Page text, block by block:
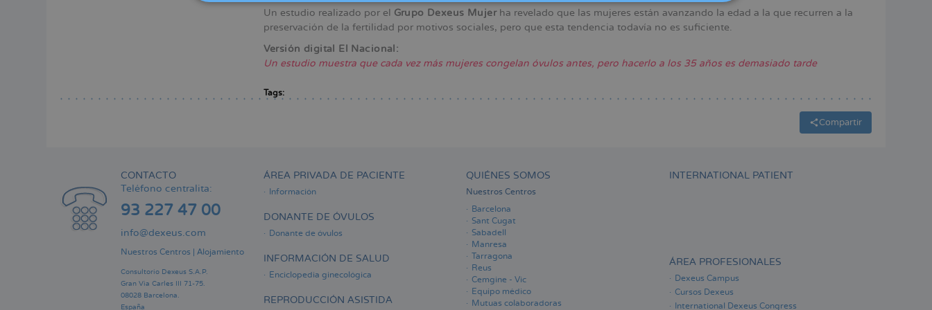
Un estudio realizado por el Grupo Dexeus Mujerha revelado que las mujeres están avanzando la edad a la que recurren a la
preservación de la fertilidad por motivos sociales, pero que esta tendencia todavía no es suficiente.
Versión digital El Nacional:
Un estudio muestra que cada vez más mujeres congelan óvulos antes, pero hacerlo a los 35 años es demasiado tarde
Tags:
Compartir
CONTACTO
Teléfono centralita:
93 227 47 00
info@dexeus.com
Nuestros Centros Alojamiento
Consultorio Dexeus S.A.P.
Gran Via Carles III 71-75.
08028 Barcelona.
España
ÁREA PRIVADA DE PACIENTE
Información
DONANTE DE ÓVULOS
Donante de óvulos
INFORMACIÓN DE SALUD
Enciclopedia ginecológica
REPRODUCCIÓN ASISTIDA
QUIÉNES SOMOS
Nuestros Centros
Barcelona
Sant Cugat
Sabadell
Manresa
Tarragona
Reus
Cemgine - Vic
Equipo médico
Mutuas colaboradoras
INTERNATIONAL PATIENT
ÁREA PROFESIONALES
Dexeus Campus
Cursos Dexeus
International Dexeus Congress
ITALIANO
ESPAÑOL